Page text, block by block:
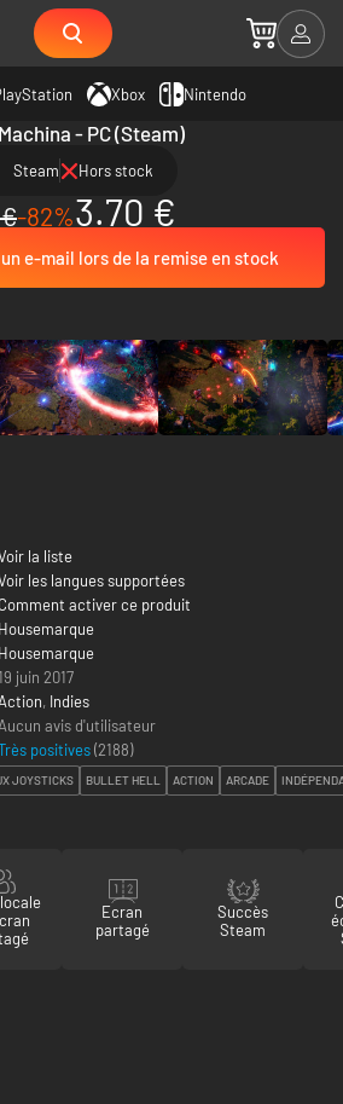
Xbox Nintendo
- PC (Steam)
Steam Hors stock
-82%3.70 €
e-mail lors de la remise en stock
la liste
les langues supportées
Comment activer ce produit
Housemarque
Housemarque
19 juin 2017
, Indies
Aucun avis d'utilisateur
positives(2188)
JOYSTICKS BULLET HELL ACTION ARCADE
Ecran
partagé
Succès
Steam